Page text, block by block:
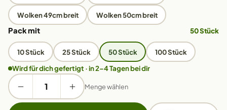
Wolken 49cm breit Wolken 50cm breit
Pack mit 50 Stück
10 Stück 25 Stück 50 Stück
100 Stück
Wird für dich gefertigt · in 2–4 Tagen bei dir
Menge wählen